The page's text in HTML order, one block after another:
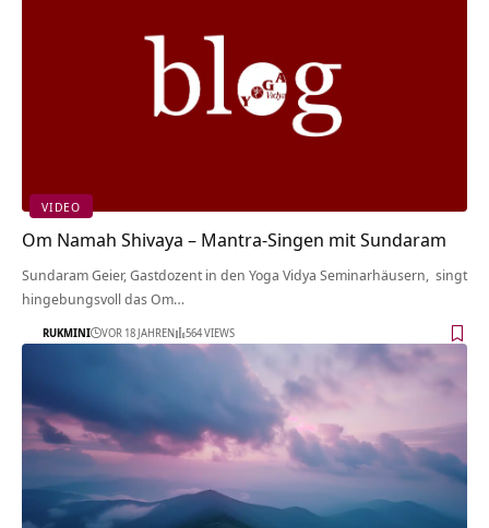
VIDEO
Om Namah Shivaya – Mantra-Singen mit Sundaram
Sundaram Geier, Gastdozent in den Yoga Vidya Seminarhäusern, singt
hingebungsvoll das Om…
RUKMINI VOR 18 JAHREN 564 VIEWS